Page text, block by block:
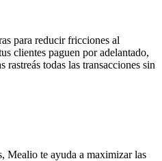
para reducir fricciones al
clientes paguen por adelantado,
todas las transacciones sin
Mealio te ayuda a maximizar las